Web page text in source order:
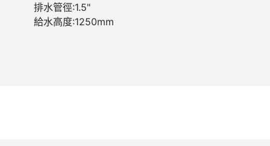
排水管徑:1.5"
給水高度:1250mm